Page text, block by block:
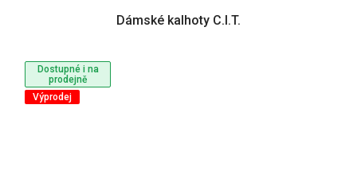
Dostupné i na
prodejně
Výprodej
Dámské kalhoty C.I.T.